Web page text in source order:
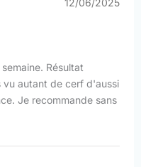
Résultat
vu autant de cerf d'aussi
Je recommande sans